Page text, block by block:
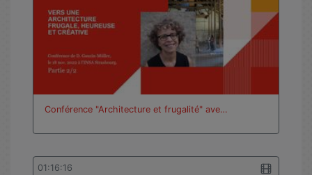
Conférence "Architecture et frugalité" ave…
01:16:16